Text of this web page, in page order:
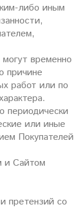
либо иным
временно
причине
работ или по
периодически
или иные
Покупателей
и Сайтом
претензий со